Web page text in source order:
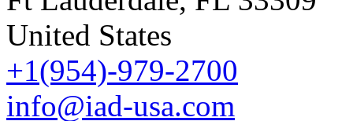
United States
+1(954)-979-2700
info@iad-usa.com